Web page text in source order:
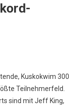
Kuskokwim 300
Teilnehmerfeld.
sind mit Jeff King,